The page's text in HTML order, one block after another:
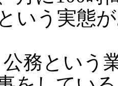
いう実態
務という